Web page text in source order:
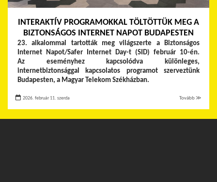
INTERAKTÍV PROGRAMOKKAL TÖLTÖTTÜK MEG A
BIZTONSÁGOS INTERNET NAPOT BUDAPESTEN
23. alkalommal tartották meg világszerte a Biztonságos
Internet Napot/Safer Internet Day-t (SID) február 10-én.
Az eseményhez kapcsolódva különleges,
internetbiztonsággal kapcsolatos programot szerveztünk
Budapesten, a Magyar Telekom Székházban.
2026. február 11. szerda Tovább ≫